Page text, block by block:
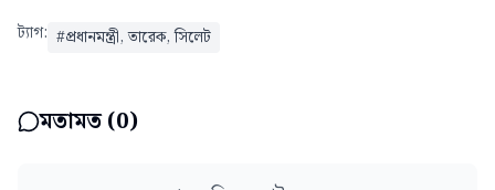
ট্যাগ: #প্রধানমন্ত্রী, তারেক, সিলেট
মতামত (0)